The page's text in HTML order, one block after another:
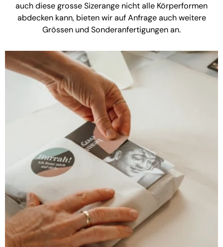
auch diese grosse Sizerange nicht alle Körperformen
abdecken kann, bieten wir auf Anfrage auch weitere
Grössen und Sonderanfertigungen an.